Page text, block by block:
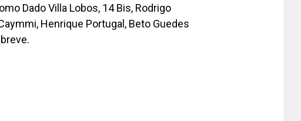
Dado Villa Lobos, 14 Bis, Rodrigo
Henrique Portugal, Beto Guedes